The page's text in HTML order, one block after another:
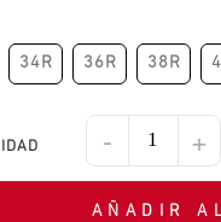
34R 36R 38R
- +
AÑADIR